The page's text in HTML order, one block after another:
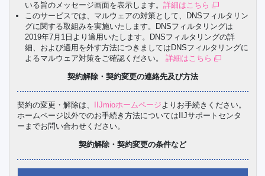
いる旨のメッセージ画面を表示します。 詳細はこちら
このサービスでは、マルウェアの対策として、DNSフィルタリン
グに関する取組みを実施いたします。DNSフィルタリングは
2019年7月1日より適用いたします。DNSフィルタリングの詳
細、および適用を外す方法につきましてはDNSフィルタリングに
よるマルウェア対策をご確認ください。 詳細はこちら
契約解除・契約変更の連絡先及び方法
契約の変更・解除は、 IIJmioホームページよりお手続きください。
ホームページ以外でのお手続き方法についてはIIJサポートセンタ
ーまでお問い合わせください。
契約解除・契約変更の条件など